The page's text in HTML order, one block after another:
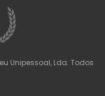
Unipessoal, Lda. Todos